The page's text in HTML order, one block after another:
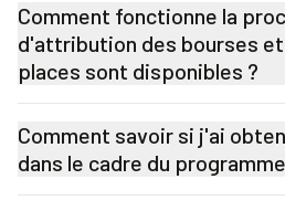
Comment fonctionne la
d'attribution des bourses
places sont disponibles ?
Comment savoir si j'ai
dans le cadre du